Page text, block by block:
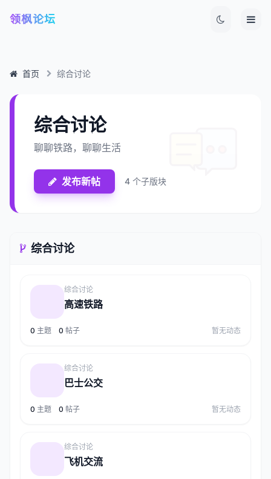
领枫论坛
首页 综合讨论
综合讨论
聊聊铁路，聊聊生活
发布新帖 4 个子版块
综合讨论
综合讨论
高速铁路
0 主题 0 帖子 暂无动态
综合讨论
巴士公交
0 主题 0 帖子 暂无动态
综合讨论
飞机交流